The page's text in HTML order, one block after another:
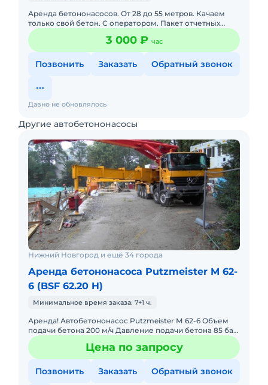
Аренда бетононасосов. От 28 до 55 метров. Качаем
только свой бетон. С оператором. Пакет отчетных
документов. Звоните.
3 000 ₽ час
Позвонить Заказать Обратный звонок
Давно не обновлялось
Другие автобетононасосы
Нижний Новгород и ещё 34 города
Аренда бетононасоса Putzmeister M 62-
6 (BSF 62.20 H)
Минимальное время заказа: 7+1 ч.
Аренда! Автобетононасос Putzmeister М 62-6 Объем
подачи бетона 200 м/ч Давление подачи бетона 85 бар
Диаметр цилиндра 280 мм Дальность подачи вверх 61.1
м
Цена по запросу
Позвонить Заказать Обратный звонок